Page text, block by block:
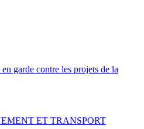
garde contre les projets de la
ET TRANSPORT